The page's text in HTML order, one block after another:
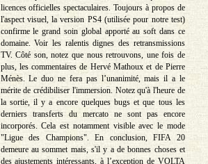
licences officielles spectaculaires. Toujours à propos de
l'aspect visuel, la version PS4 (utilisée pour notre test)
confirme le grand soin global apporté au soft dans ce
domaine. Voir les ralentis dignes des retransmissions
TV. Côté son, notez que nous retrouvons, une fois de
plus, les commentaires de Hervé Mathoux et de Pierre
Ménès. Le duo ne fera pas l’unanimité, mais il a le
mérite de crédibiliser l'immersion. Notez qu'à l'heure de
la sortie, il y a encore quelques bugs et que tous les
derniers transferts du mercato ne sont pas encore
incorporés. Cela est notamment visible avec le mode
"Ligue des Champions". En conclusion, FIFA 20
demeure au sommet mais, s'il y a de bonnes choses et
des ajustements intéressants, à l’exception de VOLTA